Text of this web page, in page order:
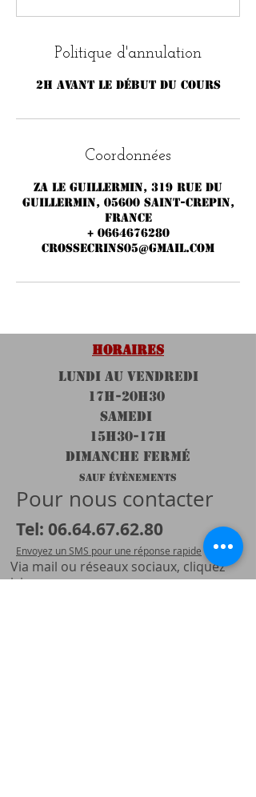
Politique d'annulation
2h avant le début du cours
Coordonnées
ZA LE GUILLERMIN, 319 rue du
Guillermin, 05600 Saint-Crepin,
France
+ 0664676280
crossecrins05@gmail.com
HORAIRES
LUNDI au VENDREDI
17H-20h30
SAMEDI
15H30-17H
DIMANCHE FERMÉ
SAUF ÉVÈNEMENTS
Pour nous contacter
Tel: 06.64.67.62.80
Envoyez un SMS pour une réponse rapide
Via mail ou réseaux sociaux, cliquez
ici